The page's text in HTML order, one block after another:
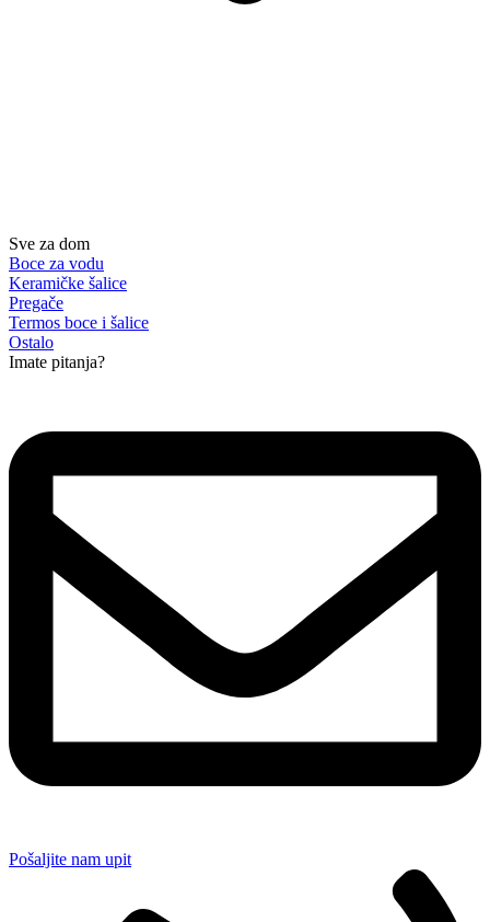
Sve za dom
Boce za vodu
Keramičke šalice
Pregače
Termos boce i šalice
Ostalo
Imate pitanja?
Pošaljite nam upit